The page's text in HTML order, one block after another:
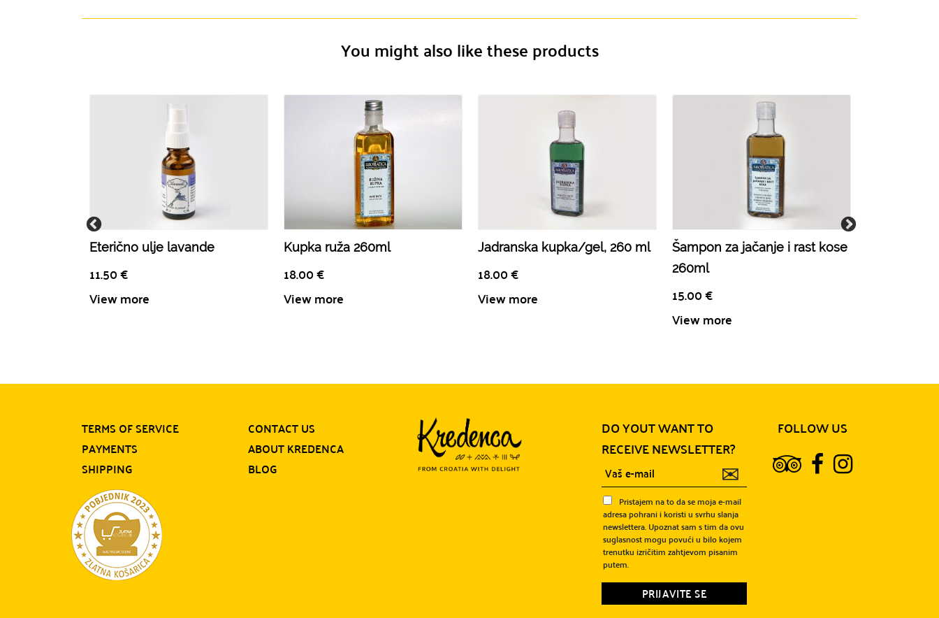
You might also like these products
Eterično ulje lavande
11.50€
View more
Kupka ruža 260ml
18.00€
View more
Jadranska kupka/gel, 260 ml
18.00€
View more
Šampon za jačanje i rast kose
260ml
15.00€
View more
TERMS OF SERVICE
PAYMENTS
SHIPPING
CONTACT US
ABOUT KREDENCA
BLOG
DO YOUT WANT TO
RECEIVE NEWSLETTER?
✉
Pristajem na to da se moja e-mail
adresa pohrani i koristi u svrhu slanja
newslettera. Upoznat sam s tim da ovu
suglasnost mogu povući u bilo kojem
trenutku izričitim zahtjevom pisanim
putem.
FOLLOW US